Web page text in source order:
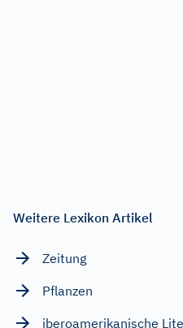
Weitere Lexikon Artikel
Zeitung
Pflanzen
iberoamerikanische